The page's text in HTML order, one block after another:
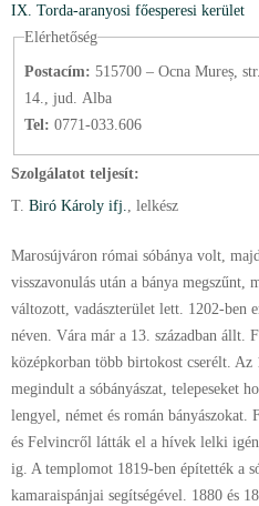
IX. Torda-aranyosi főesperesi kerület
Elérhetőség
Postacím: 515700 – Ocna Mureș,
14., jud. Alba
Tel: 0771-033.606
Szolgálatot teljesít:
T. Biró Károly ifj. , lelkész
Marosújváron római sóbánya volt,
visszavonulás után a bánya megszűnt,
változott, vadászterület lett. 1202-ben
néven. Vára már a 13. században állt.
középkorban több birtokost cserélt. Az
megindult a sóbányászat, telepeseket
lengyel, német és román bányászokat.
és Felvincről látták el a hívek lelki
ig. A templomot 1819-ben építették a
kamaraispánjai segítségével. 1880 és